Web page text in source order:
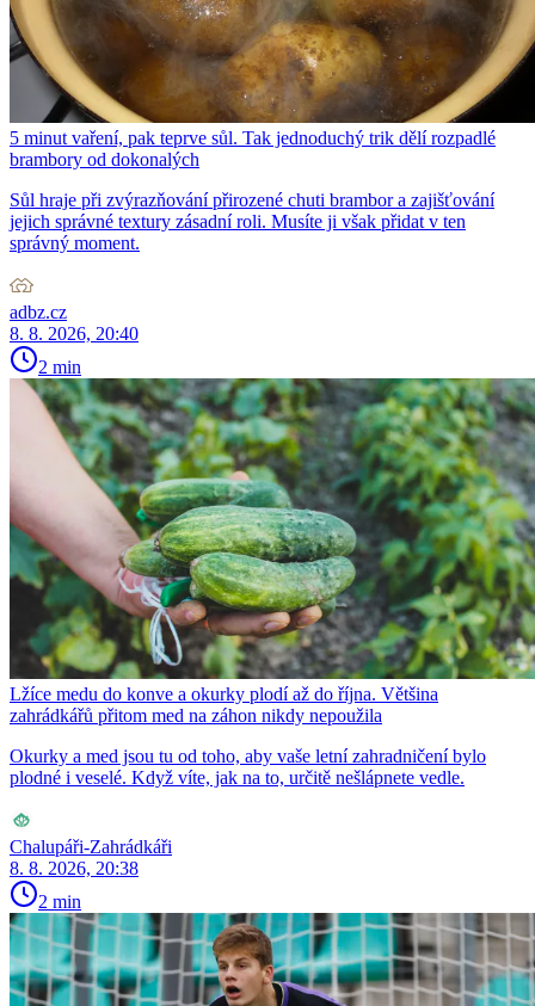
5 minut vaření, pak teprve sůl. Tak jednoduchý trik dělí rozpadlé
brambory od dokonalých
Sůl hraje při zvýrazňování přirozené chuti brambor a zajišťování
jejich správné textury zásadní roli. Musíte ji však přidat v ten
správný moment.
adbz.cz
8. 8. 2026, 20:40
2 min
Lžíce medu do konve a okurky plodí až do října. Většina
zahrádkářů přitom med na záhon nikdy nepoužila
Okurky a med jsou tu od toho, aby vaše letní zahradničení bylo
plodné i veselé. Když víte, jak na to, určitě nešlápnete vedle.
Chalupáři-Zahrádkáři
8. 8. 2026, 20:38
2 min